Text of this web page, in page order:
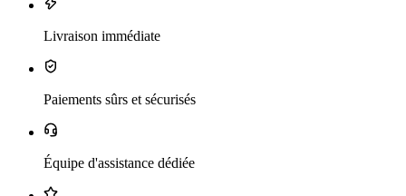
Livraison immédiate
Paiements sûrs et sécurisés
Équipe d'assistance dédiée